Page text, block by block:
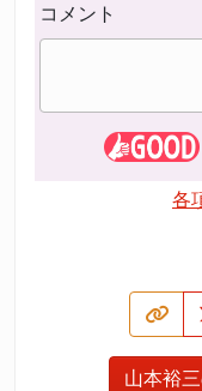
コメント
各
山本裕